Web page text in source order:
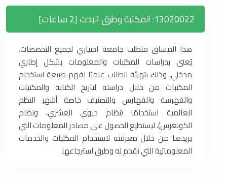
13020022: المكتبة وطرق البحث [2 ساعات]
هذا المساق متطلب جامعة اختياري لجميع التخصصات،
يُعنى بدراسات المكتبات والمعلومات بشكل إطاري
مدخلي، وذلك بتهيئة الطالب علميًا لفهم طبيعة استخدام
المكتبات من خلال دراسته لتاريخ الكتابة والمكتبات
والفهرسة والفهارس والتصنيف خاصة أشهر النظم
العالمية استخدامًا (نظام ديوي العشري، ونظام
الكونغرس)، ليستطيع الحصول على مصادر المعلومات التي
يريدها من خلال معرفته لاستخدام المكتبات والخدمات
المعلوماتية التي تقدم له وطرق استرجاعها.